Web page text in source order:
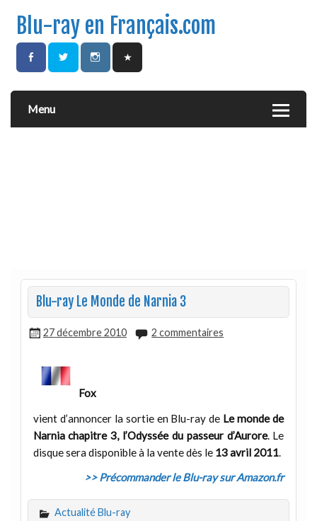
Blu-ray en Français.com
Menu
Blu-ray Le Monde de Narnia 3
27 décembre 2010 2 commentaires
Fox
vient d’annoncer la sortie en Blu-ray de Le monde de
Narnia chapitre 3, l’Odyssée du passeur d’Aurore. Le
disque sera disponible à la vente dès le 13 avril 2011
>> Précommander le Blu-ray sur Amazon.fr
Actualité Blu-ray